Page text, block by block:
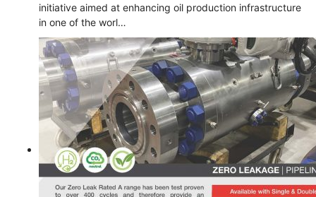
initiative aimed at enhancing oil production infrastructure
in one of the worl…